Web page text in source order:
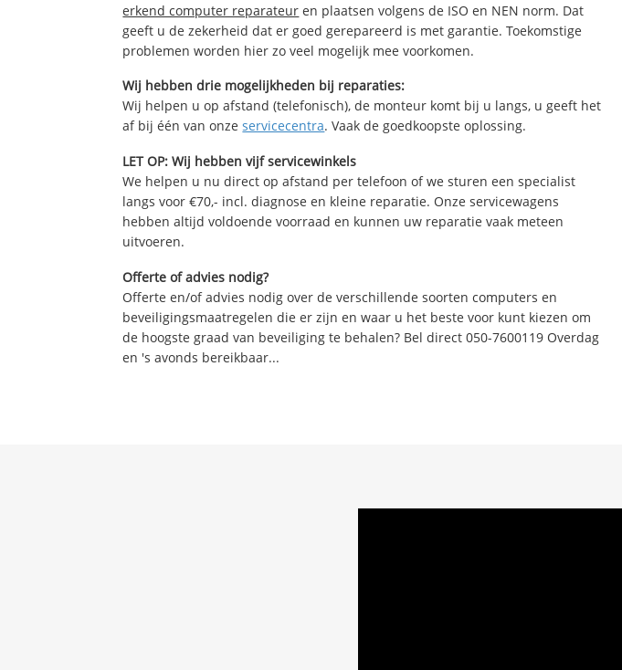
erkend computer reparateur en plaatsen volgens de ISO en NEN norm. Dat
geeft u de zekerheid dat er goed gerepareerd is met garantie. Toekomstige
problemen worden hier zo veel mogelijk mee voorkomen.
Wij hebben drie mogelijkheden bij reparaties:
Wij helpen u op afstand (telefonisch), de monteur komt bij u langs, u geeft het
af bij één van onzeservicecentra. Vaak de goedkoopste oplossing.
LET OP: Wij hebben vijf servicewinkels
We helpen u nu direct op afstand per telefoon of we sturen een specialist
langs voor €70,- incl. diagnose en kleine reparatie. Onze servicewagens
hebben altijd voldoende voorraad en kunnen uw reparatie vaak meteen
uitvoeren.
Offerte of advies nodig?
Offerte en/of advies nodig over de verschillende soorten computers en
beveiligingsmaatregelen die er zijn en waar u het beste voor kunt kiezen om
de hoogste graad van beveiliging te behalen? Bel direct 050-7600119 Overdag
en 's avonds bereikbaar...